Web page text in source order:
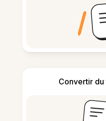
Convertir